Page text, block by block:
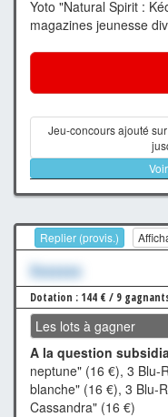
Yoto "Natural Spirit :
magazines jeunesse
Jeu-concours ajouté
Replier (provis.)
Xxxxxxx
Dotation : 144 € / 9
Les lots à gagner
A la question
neptune" (16 €), 3 Blu-
blanche" (16 €), 3 Blu-
Cassandra" (16 €)